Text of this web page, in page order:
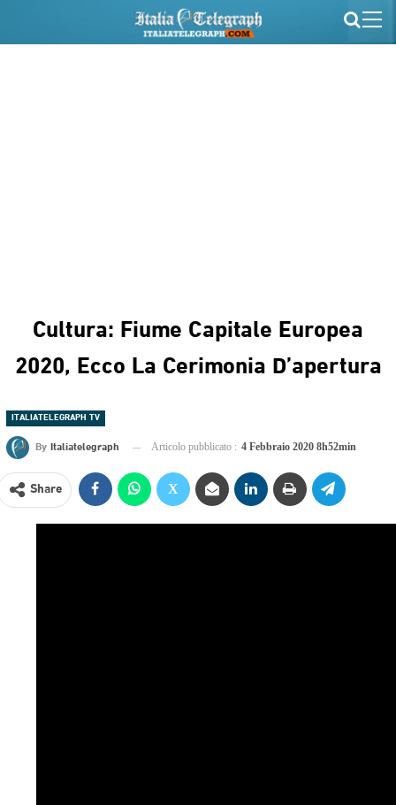
Cultura: Fiume Capitale Europea
2020, Ecco La Cerimonia D’apertura
ITALIATELEGRAPH TV
By Italiatelegraph Articolo pubblicato : 4 Febbraio 2020 8h52min
Share